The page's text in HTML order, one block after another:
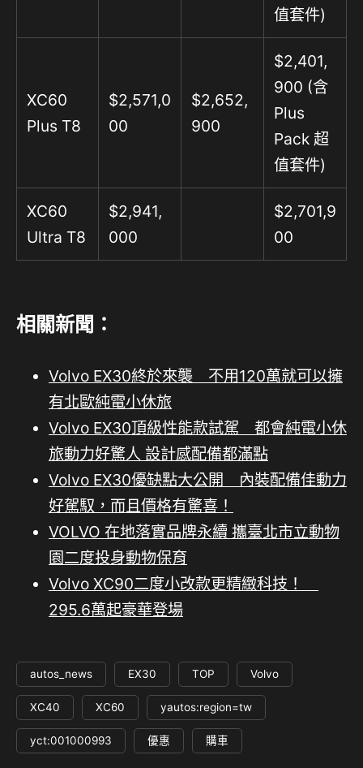
值套件)
XC60
Plus T8
$2,571,0
00
$2,652,
900
$2,401,
900 (含
Plus
Pack 超
值套件)
XC60
Ultra T8
$2,941,
000
$2,701,9
00
相關新聞：
Volvo EX30終於來襲 不用120萬就可以擁
有北歐純電小休旅
Volvo EX30頂級性能款試駕 都會純電小休
旅動力好驚人 設計感配備都滿點
Volvo EX30優缺點大公開 內裝配備佳動力
好駕馭，而且價格有驚喜！
VOLVO 在地落實品牌永續 攜臺北市立動物
園二度投身動物保育
Volvo XC90二度小改款更精緻科技！
295.6萬起豪華登場
autos_news EX30 TOP Volvo
XC40 XC60 yautos:region=tw
yct:001000993 優惠 購車